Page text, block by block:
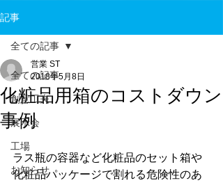
記事
全ての記事
創意工夫
展示会
工場
お知らせ
全ての記事
化粧品用箱のコストダウン
事例
営業 ST
2018年5月8日
ラス瓶の容器など化粧品のセット箱や
化粧品パッケージで割れる危険性のあ